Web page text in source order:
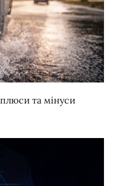
та мінуси